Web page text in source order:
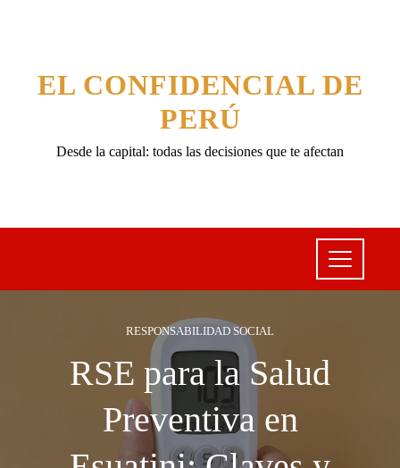
EL CONFIDENCIAL DE
PERÚ
Desde la capital: todas las decisiones que te afectan
RESPONSABILIDAD SOCIAL
RSE para la Salud
Preventiva en